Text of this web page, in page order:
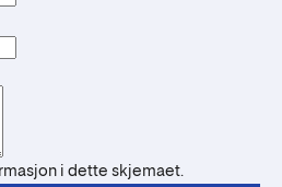
i dette skjemaet.